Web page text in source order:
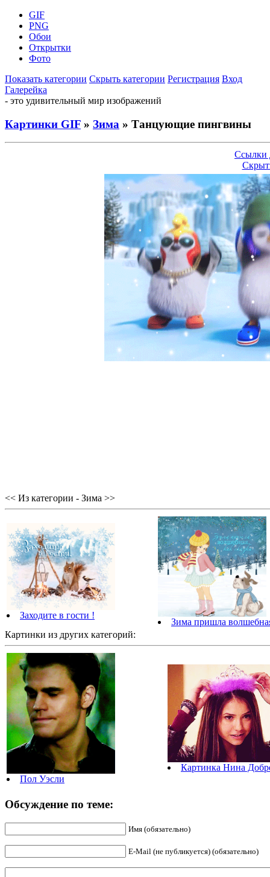
GIF
PNG
Обои
Открытки
Фото
Показать категории Скрыть категории Регистрация Вход
Галерейка
- это удивительный мир изображений
Картинки GIF » Зима » Танцующие пингвины
Ссылки
<< Из категории - Зима >>
Заходите в гости !
Зима пришла
Картинки из других категорий:
Пол Уэсли
Картинка Нина
Обсуждение по теме:
Имя (обязательно)
E-Mail (не публикуется) (обязательно)